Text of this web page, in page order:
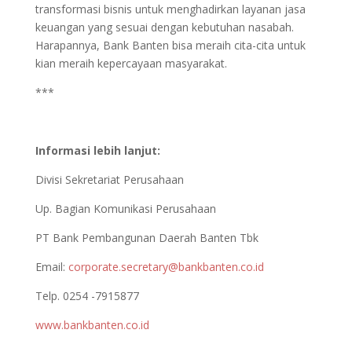
transformasi bisnis untuk menghadirkan layanan jasa
keuangan yang sesuai dengan kebutuhan nasabah.
Harapannya, Bank Banten bisa meraih cita-cita untuk
kian meraih kepercayaan masyarakat.
***
Informasi lebih lanjut:
Divisi Sekretariat Perusahaan
Up. Bagian Komunikasi Perusahaan
PT Bank Pembangunan Daerah Banten Tbk
Email: corporate.secretary@bankbanten.co.id
Telp. 0254 -7915877
www.bankbanten.co.id